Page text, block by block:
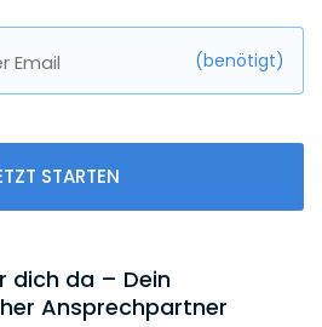
Email (benötigt)
STARTEN
dich da – Dein
Ansprechpartner